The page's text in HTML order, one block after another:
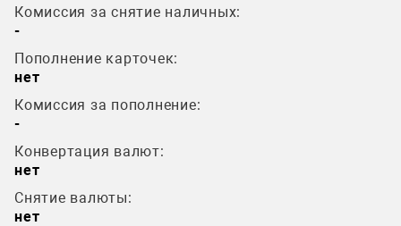
Комиссия за снятие наличных:
-
Пополнение карточек:
нет
Комиссия за пополнение:
-
Конвертация валют:
нет
Снятие валюты:
нет